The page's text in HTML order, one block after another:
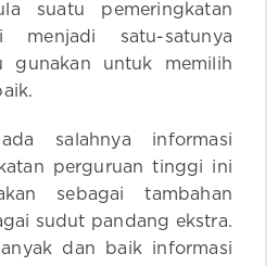
suatu pemeringkatan
menjadi satu-satunya
gunakan untuk memilih
salahnya informasi
perguruan tinggi ini
sebagai tambahan
sudut pandang ekstra.
dan baik informasi